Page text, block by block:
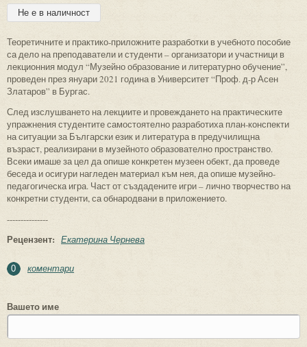
Теоретичните и практико-приложните разработки в учебното пособие
са дело на преподаватели и студенти – организатори и участници в
лекционния модул “Музейно образование и литературно обучение”,
проведен през януари 2021 година в Университет “Проф. д-р Асен
Златаров” в Бургас.
След изслушването на лекциите и провеждането на практическите
упражнения студентите самостоятелно разработиха план-конс­пекти
на ситуации за Български език и литература в предучилищна
възраст, реализирани в музейното образователно пространство.
Всеки имаше за цел да опише конкретен музеен обект, да проведе
беседа и осигури нагледен материал към нея, да опише музейно-
педаго­ги­ческа игра. Част от създадените игри – лично творчество на
конкретни студенти, са обнародвани в приложението.
---------------
Рецензент: Екатерина Чернева
0 коментари
Вашето име